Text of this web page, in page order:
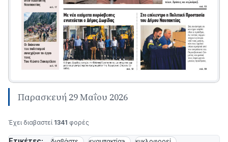
Παρασκευή 29 Μαΐου 2026
Έχει διαβαστεί 1341 φορές